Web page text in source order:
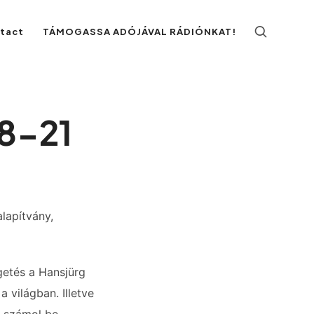
TÁMOGASSA ADÓJÁVAL RÁDIÓNKAT!
21
a Hansjürg
világban. Illetve